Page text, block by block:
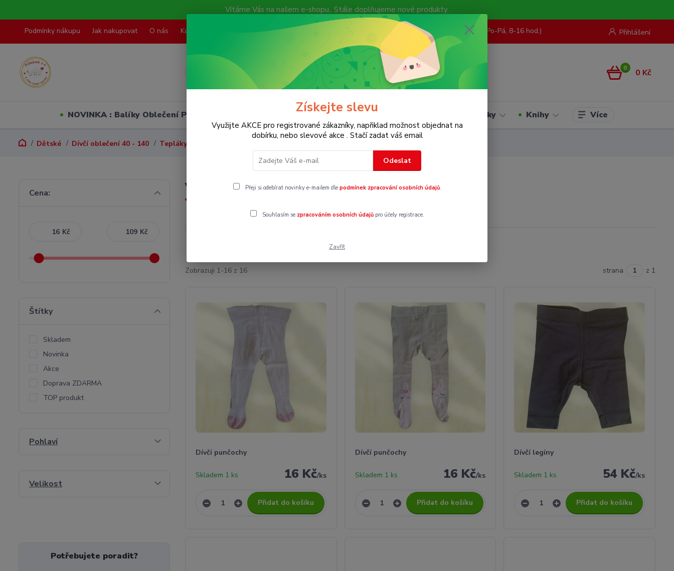
Vítáme Vás na našem e-shopu,. Stále doplňujeme nové produkty.
Podmínky nákupu Jak nakupovat O nás Kontakty Přihlášení
Hledat
Nevíte si rady? Zavolejte. + 420 773 967 062 (Po-Pá, 8-16 hod.)
0 0 Kč
NOVINKA : Balíky Oblečení PO VELIKOSTECH Dětské Dámské Hračky Knihy Více
Dětské Dívčí oblečení 40 - 140 Tepláky, legíny, punčochy
Vel. 50
Zobrazuji 1-16 z 16 strana z 1
Dívčí punčochy
16 Kč/ks
Skladem 1 ks
Přidat do košíku
Dívčí punčochy
16 Kč/ks
Skladem 1 ks
Přidat do košíku
Dívčí legíny
54 Kč/ks
Skladem 1 ks
Přidat do košíku
Cena:
Kč Kč
Štítky
Skladem
Novinka
Akce
Doprava ZDARMA
TOP produkt
Pohlaví
Velikost
Potřebujete poradit?
Získejte slevu
Využijte AKCE pro registrované zákazníky, napřiklad možnost objednat na
dobírku, nebo slevové akce . Stačí zadat váš email
Odeslat
Přeji si odebírat novinky e-mailem dle podmínek zpracování osobních údajů.
Souhlasím se zpracováním osobních údajůpro účely registrace.
Zavřít